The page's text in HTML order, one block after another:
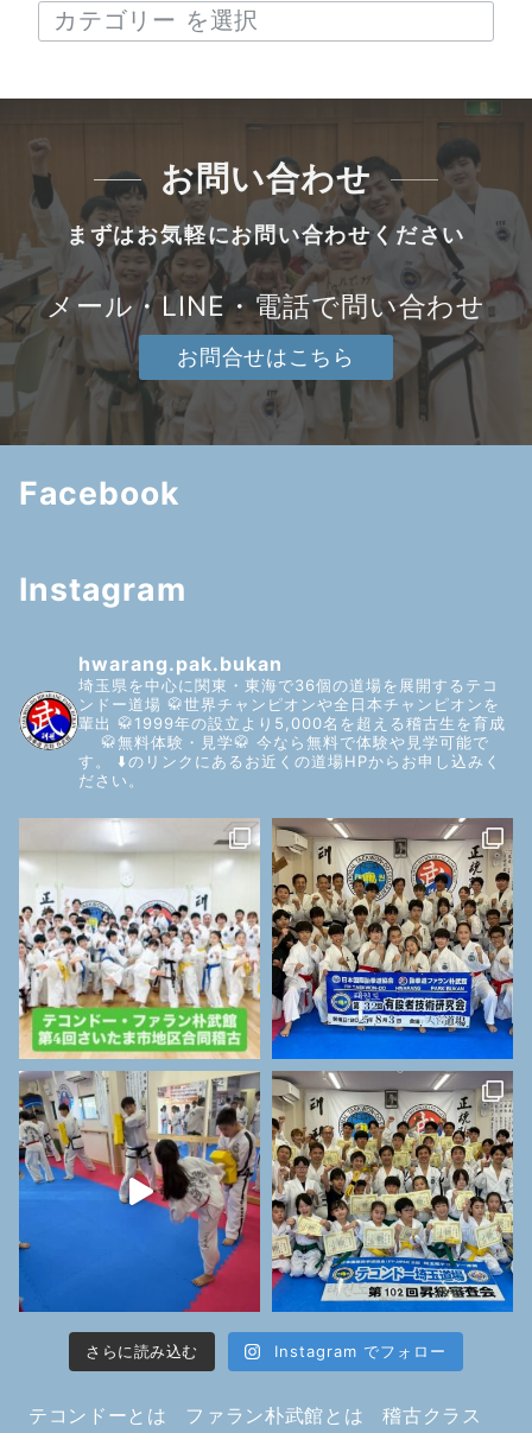
お問い合わせ
まずはお気軽にお問い合わせください
メール・LINE・電話で問い合わせ
お問合せはこちら
Facebook
Instagram
hwarang.pak.bukan
埼玉県を中心に関東・東海で36個の道場を展開するテコ
ンドー道場 🥋世界チャンピオンや全日本チャンピオンを
輩出 🥋1999年の設立より5,000名を超える稽古生を育成
🥋無料体験・見学🥋 今なら無料で体験や見学可能で
す。
⬇️のリンクにあるお近くの道場HPからお申し込みく
ださい。
さらに読み込む Instagram でフォロー
テコンドーとは ファラン朴武館とは 稽古クラス